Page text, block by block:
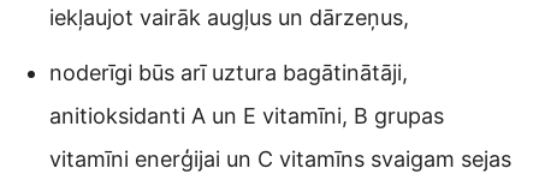
iekļaujot vairāk augļus un dārzeņus,
noderīgi būs arī uztura bagātinātāji,
anitioksidanti A un E vitamīni, B grupas
vitamīni enerģijai un C vitamīns svaigam sejas